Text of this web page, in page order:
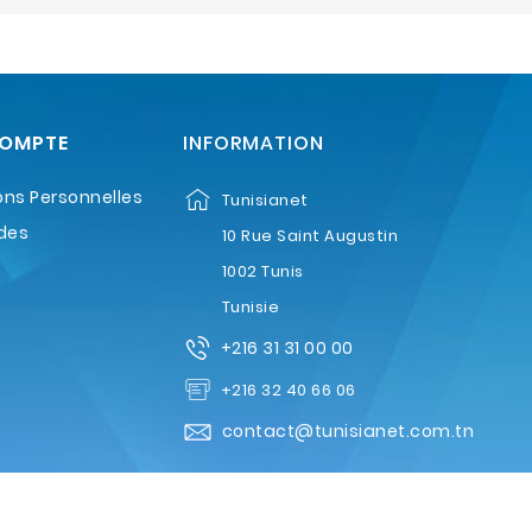
Personnelles
INFORMATION
Tunisianet
10 Rue Saint Augustin
1002 Tunis
Tunisie
+216 31 31 00 00
+216 32 40 66 06
contact@tunisianet.com.tn